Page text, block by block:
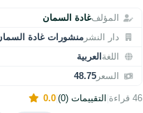
المؤلفغادة السمان
دار النشر منشورات غادة
اللغة العربية
السعر 48.75
46 قراءة التقييمات (0) 0.0